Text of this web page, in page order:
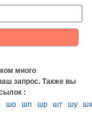
много
запрос.Также вы
:
шо шп шр шт шу